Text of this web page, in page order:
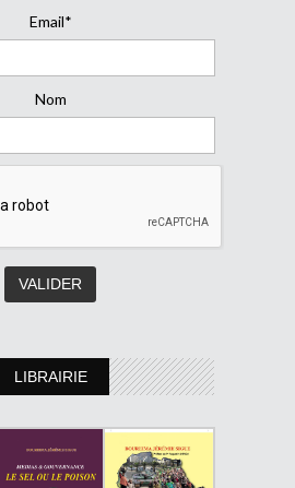
Email*
Nom
LIBRAIRIE